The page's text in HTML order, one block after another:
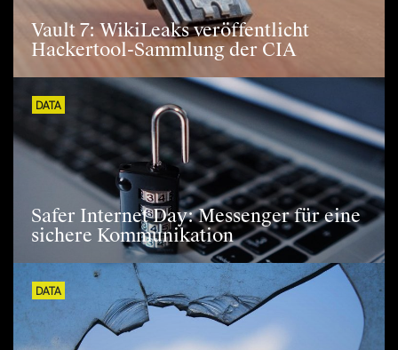
Vault 7: WikiLeaks veröffentlicht
Hackertool-Sammlung der CIA
DATA
Safer Internet Day: Messenger für eine
sichere Kommunikation
DATA